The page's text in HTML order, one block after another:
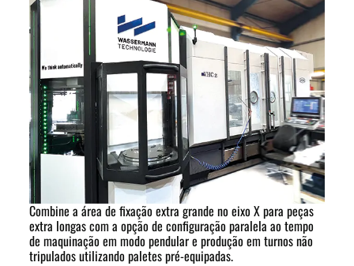
Combine a área de fixação extra grande no eixo X para peças
extra longas com a opção de configuração paralela ao tempo
de maquinação em modo pendular e produção em turnos não
tripulados utilizando paletes pré-equipadas.